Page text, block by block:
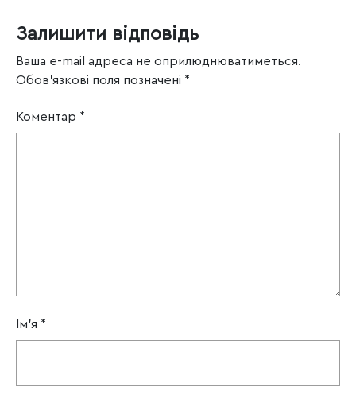
Залишити відповідь
Ваша e-mail адреса не оприлюднюватиметься.
Обов’язкові поля позначені *
Коментар *
Ім'я *